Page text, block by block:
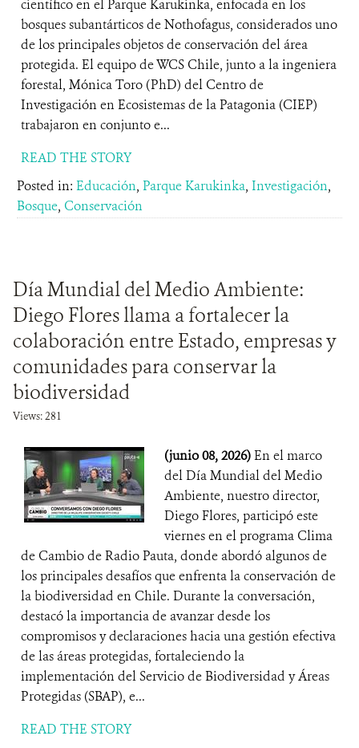
científico en el Parque Karukinka, enfocada en los
bosques subantárticos de Nothofagus, considerados uno
de los principales objetos de conservación del área
protegida. El equipo de WCS Chile, junto a la ingeniera
forestal, Mónica Toro (PhD) del Centro de
Investigación en Ecosistemas de la Patagonia (CIEP)
trabajaron en conjunto e...
READ THE STORY
Posted in: Educación, Parque Karukinka, Investigación,
Bosque, Conservación
Día Mundial del Medio Ambiente:
Diego Flores llama a fortalecer la
colaboración entre Estado, empresas y
comunidades para conservar la
biodiversidad
Views: 281
(junio 08, 2026)En el marco
del Día Mundial del Medio
Ambiente, nuestro director,
Diego Flores, participó este
viernes en el programa Clima
de Cambio de Radio Pauta, donde abordó algunos de
los principales desafíos que enfrenta la conservación de
la biodiversidad en Chile. Durante la conversación,
destacó la importancia de avanzar desde los
compromisos y declaraciones hacia una gestión efectiva
de las áreas protegidas, fortaleciendo la
implementación del Servicio de Biodiversidad y Áreas
Protegidas (SBAP), e...
READ THE STORY